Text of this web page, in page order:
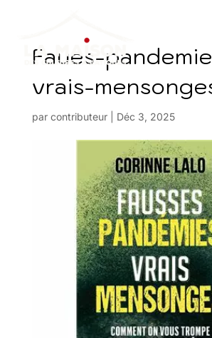
Faues-
vrais-
par contributeur| Déc 3, 2025